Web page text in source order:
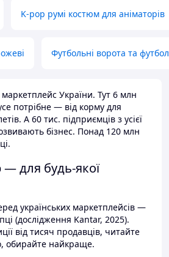
K-pop румі костюм для аніматорів
Футбольні ворота та
України. Тут 6 млн
потрібне — від корму для
А 60 тис. підприємців з усієї
бізнес. Понад 120 млн
для будь-якої
українських маркетплейсів —
(дослідження Kantar, 2025).
від тисяч продавців, читайте
обирайте найкраще.